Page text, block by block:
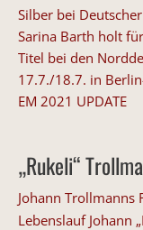
Silber bei
Sarina Barth holt
Titel bei den
17.7./18.7. in
EM 2021 UPDATE
„Rukeli“
Johann Trollmanns
Lebenslauf Johann